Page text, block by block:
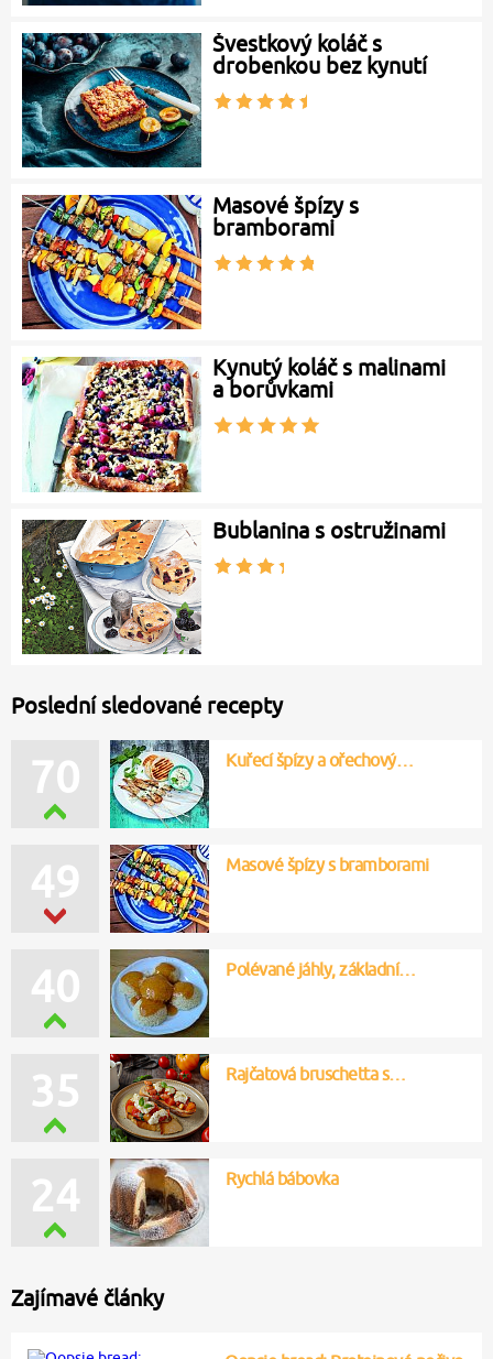
Švestkový koláč s
drobenkou bez kynutí
Masové špízy s
bramborami
Kynutý koláč s malinami
a borůvkami
Bublanina s ostružinami
Poslední sledované recepty
70 Kuřecí špízy a ořechový…
49 Masové špízy s bramborami
40 Polévané jáhly, základní…
35 Rajčatová bruschetta s…
24 Rychlá bábovka
Zajímavé články